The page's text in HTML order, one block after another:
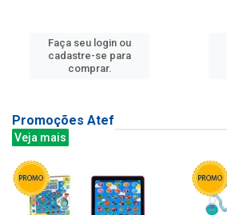
Faça seu login ou
cadastre-se para
comprar.
Promoções Atef
Veja mais